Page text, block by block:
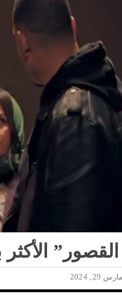
الأكثر
مارس 29, 2024